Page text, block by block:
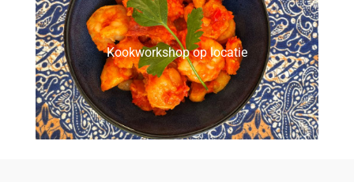
Kookworkshop op locatie